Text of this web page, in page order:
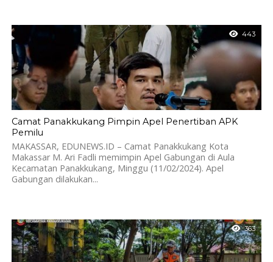
443
Camat Panakkukang Pimpin Apel Penertiban APK
Pemilu
MAKASSAR, EDUNEWS.ID – Camat Panakkukang Kota
Makassar M. Ari Fadli memimpin Apel Gabungan di Aula
Kecamatan Panakkukang, Minggu (11/02/2024). Apel
Gabungan dilakukan...
363